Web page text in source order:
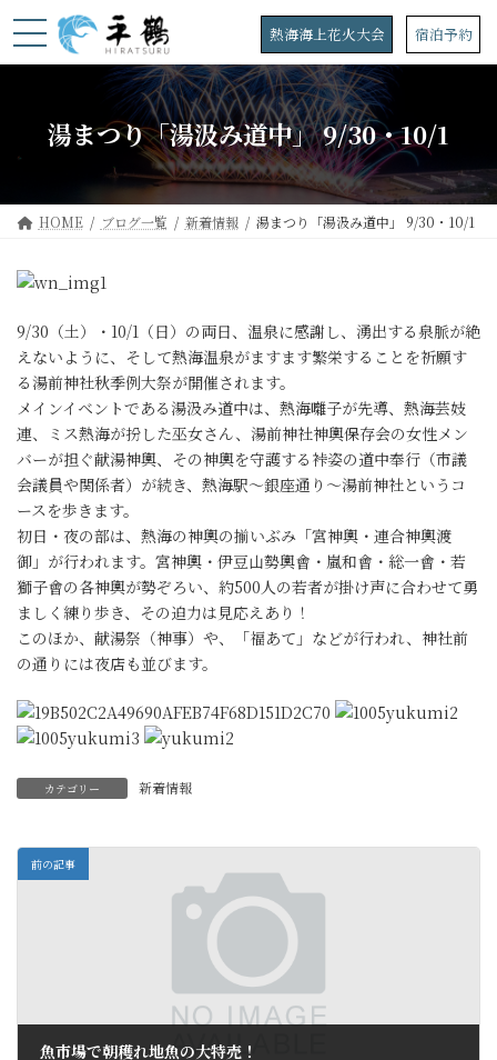
ン
プ
ビ
動
熱海海上花火大会 宿泊予約
湯まつり「湯汲み道中」 9/30・10/1
HOME ブログ一覧 新着情報 湯まつり「湯汲み道中」 9/30・10/1
9/30（土）・10/1（日）の両日、温泉に感謝し、湧出する泉脈が絶
えないように、そして熱海温泉がますます繁栄することを祈願す
る湯前神社秋季例大祭が開催されます。
メインイベントである湯汲み道中は、熱海囃子が先導、熱海芸妓
連、ミス熱海が扮した巫女さん、湯前神社神輿保存会の女性メン
バーが担ぐ献湯神輿、その神輿を守護する裃姿の道中奉行（市議
会議員や関係者）が続き、熱海駅～銀座通り～湯前神社というコ
ースを歩きます。
初日・夜の部は、熱海の神輿の揃いぶみ「宮神輿・連合神輿渡
御」が行われます。宮神輿・伊豆山勢輿會・嵐和會・総一會・若
獅子會の各神輿が勢ぞろい、約500人の若者が掛け声に合わせて勇
ましく練り歩き、その迫力は見応えあり！
このほか、献湯祭（神事）や、「福あて」などが行われ、神社前
の通りには夜店も並びます。
カテゴリー 新着情報
前の記事
魚市場で朝穫れ地魚の大特売！